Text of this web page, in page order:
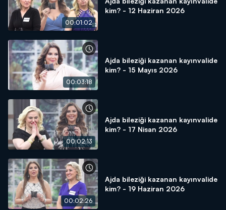
00:01:02
kim? - 12 Haziran 2026
00:03:18
Ajda bileziği kazanan kayınvalide
kim? - 15 Mayıs 2026
00:02:13
Ajda bileziği kazanan kayınvalide
kim? - 17 Nisan 2026
00:02:26
Ajda bileziği kazanan kayınvalide
kim? - 19 Haziran 2026